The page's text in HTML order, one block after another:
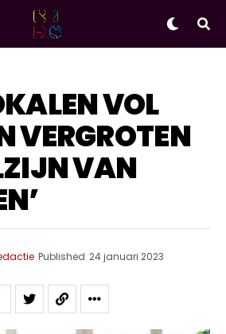
VOL
VERGROTEN
VAN
Published 24 januari 2023